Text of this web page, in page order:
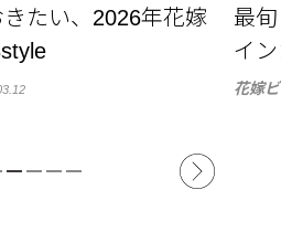
「花嫁ネイル」デザ
ブ
方
紹介